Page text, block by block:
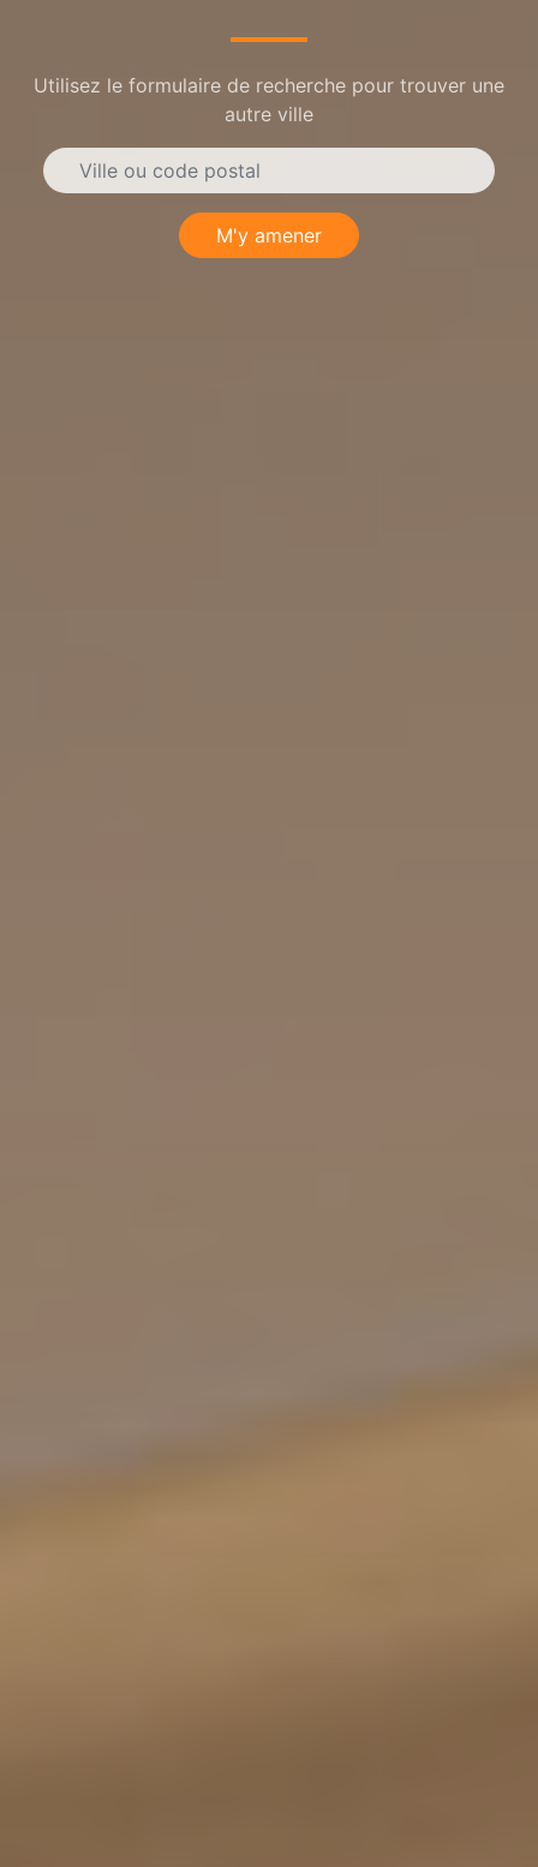
Utilisez le formulaire de recherche pour trouver une
autre ville
M'y amener